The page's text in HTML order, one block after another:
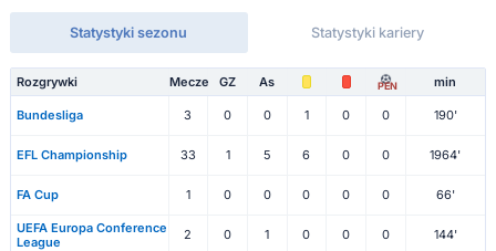
Statystyki sezonu Statystyki kariery
Rozgrywki Mecze GZ As PEN min
Bundesliga 3 0 0 1 0 0 190'
EFL Championship 33 1 5 6 0 0 1964'
FA Cup 1 0 0 0 0 0 66'
UEFA Europa Conference
League
2 0 1 0 0 0 144'